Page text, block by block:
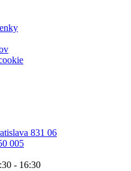
831 06
005
- 16:30